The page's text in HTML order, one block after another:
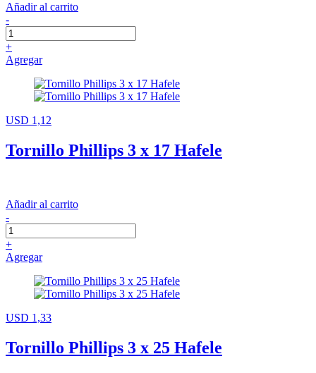
Añadir al carrito
-
+
Agregar
USD 1,12
Tornillo Phillips 3 x 17 Hafele
Añadir al carrito
-
+
Agregar
USD 1,33
Tornillo Phillips 3 x 25 Hafele